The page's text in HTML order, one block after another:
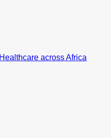
across Africa